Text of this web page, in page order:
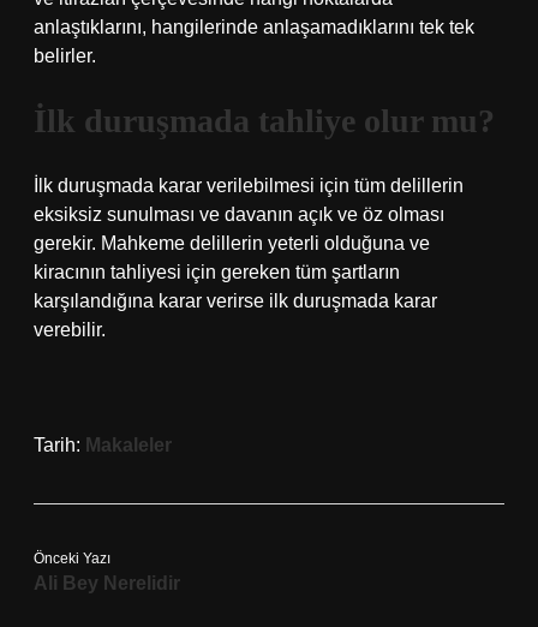
anlaştıklarını, hangilerinde anlaşamadıklarını tek tek
belirler.
İlk duruşmada tahliye olur mu?
İlk duruşmada karar verilebilmesi için tüm delillerin
eksiksiz sunulması ve davanın açık ve öz olması
gerekir. Mahkeme delillerin yeterli olduğuna ve
kiracının tahliyesi için gereken tüm şartların
karşılandığına karar verirse ilk duruşmada karar
verebilir.
Tarih: Makaleler
Önceki Yazı
Ali Bey Nerelidir